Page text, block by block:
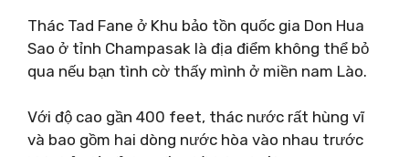
Thác Tad Fane ở Khu bảo tồn quốc gia Don Hua
Sao ở tỉnh Champasak là địa điểm không thể bỏ
qua nếu bạn tình cờ thấy mình ở miền nam Lào.
Với độ cao gần 400 feet, thác nước rất hùng vĩ
và bao gồm hai dòng nước hòa vào nhau trước